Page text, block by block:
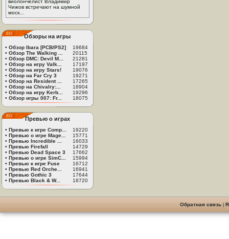
виолончелист Владимир
Чижов встречают на шумной
моск...
Обзоры на игры
• Обзор Ibara [PCB/PS2]
19684
• Обзор The Walking ...
20115
• Обзор DMC: Devil M...
21281
• Обзор на игру Valk...
17197
• Обзор на игру Stars!
19076
• Обзор на Far Cry 3
19271
• Обзор на Resident ...
17265
• Обзор на Chivalry:...
18904
• Обзор на игру Kerb...
19296
• Обзор игры 007: Fr... 18075
Превью о играх
• Превью к игре Comp...
19220
• Превью о игре Mage...
15771
• Превью Incredible ...
16033
• Превью Firefall
14729
• Превью Dead Space 3
17662
• Превью о игре SimC...
15994
• Превью к игре Fuse
16712
• Превью Red Orche...
16941
• Превью Gothic 3
17644
• Превью Black & W... 18720
Обратная связь